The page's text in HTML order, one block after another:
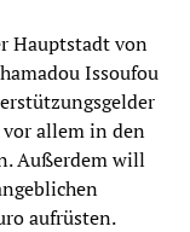
Hauptstadt von
Issoufou
allem in den
Außerdem will
aufrüsten.